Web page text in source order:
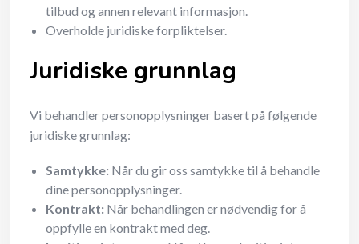
tilbud og annen relevant informasjon.
Overholde juridiske forpliktelser.
Juridiske grunnlag
Vi behandler personopplysninger basert på følgende
juridiske grunnlag:
Samtykke: Når du gir oss samtykke til å behandle
dine personopplysninger.
Kontrakt: Når behandlingen er nødvendig for å
oppfylle en kontrakt med deg.